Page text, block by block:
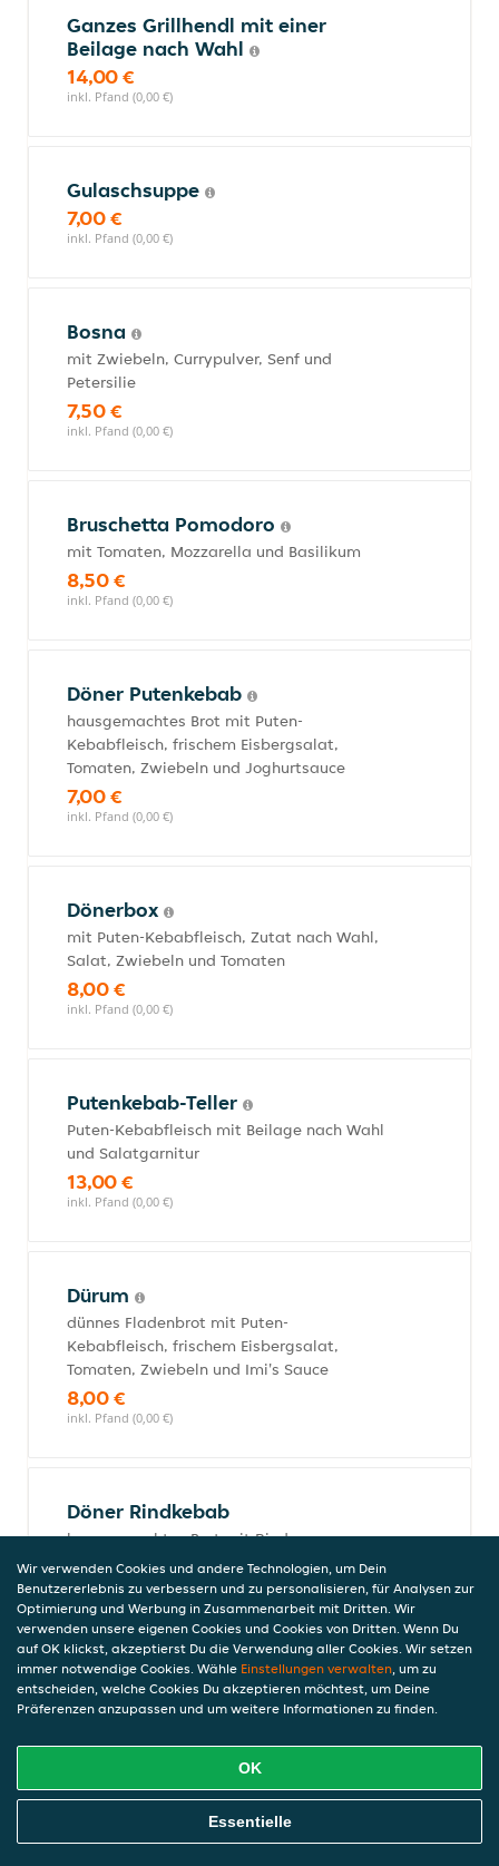
Ganzes Grillhendl mit einer
Beilage nach Wahl
14,00 €
inkl. Pfand (0,00 €)
Gulaschsuppe
7,00 €
inkl. Pfand (0,00 €)
Bosna
mit Zwiebeln, Currypulver, Senf und
Petersilie
7,50 €
inkl. Pfand (0,00 €)
Bruschetta Pomodoro
mit Tomaten, Mozzarella und Basilikum
8,50 €
inkl. Pfand (0,00 €)
Döner Putenkebab
hausgemachtes Brot mit Puten-
Kebabfleisch, frischem Eisbergsalat,
Tomaten, Zwiebeln und Joghurtsauce
7,00 €
inkl. Pfand (0,00 €)
Dönerbox
mit Puten-Kebabfleisch, Zutat nach Wahl,
Salat, Zwiebeln und Tomaten
8,00 €
inkl. Pfand (0,00 €)
Putenkebab-Teller
Puten-Kebabfleisch mit Beilage nach Wahl
und Salatgarnitur
13,00 €
inkl. Pfand (0,00 €)
Dürum
dünnes Fladenbrot mit Puten-
Kebabfleisch, frischem Eisbergsalat,
Tomaten, Zwiebeln und Imi's Sauce
8,00 €
inkl. Pfand (0,00 €)
Döner Rindkebab
hausgemachtes Brot mit Rind-
Kebabfleisch, frischem Eisbergsalat,
Tomaten, Zwiebeln und Joghurtsauce
7,50 €
inkl. Pfand (0,00 €)
frischem Eisbergsalat, Tomaten, Zwiebeln
und Joghurtsauce
Online Essen Bestellen
Wir verwenden Cookies und andere Technologien, um Dein
Benutzererlebnis zu verbessern und zu personalisieren, für Analysen zur
Optimierung und Werbung in Zusammenarbeit mit Dritten. Wir
verwenden unsere eigenen Cookies und Cookies von Dritten. Wenn Du
auf OK klickst, akzeptierst Du die Verwendung aller Cookies. Wir setzen
immer notwendige Cookies. Wähle Einstellungen verwalten, um zu
entscheiden, welche Cookies Du akzeptieren möchtest, um Deine
Präferenzen anzupassen und um weitere Informationen zu finden.
OK
Essentielle